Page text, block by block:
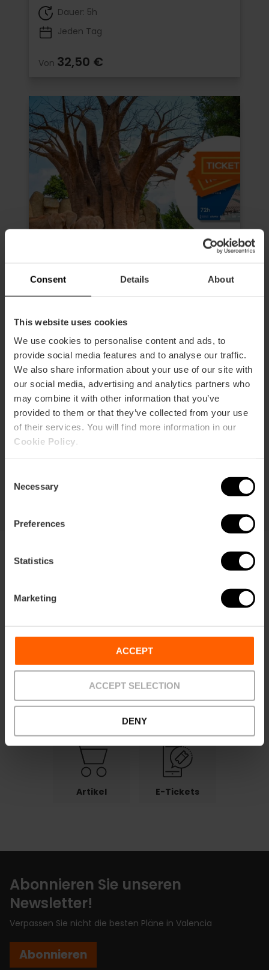
Consent Details About
This website uses cookies
We use cookies to personalise content and ads, to
provide social media features and to analyse our traffic.
We also share information about your use of our site with
our social media, advertising and analytics partners who
may combine it with other information that you’ve
provided to them or that they’ve collected from your use
of their services. You will find more information in our
Cookie Policy
Selection
Necessary
Preferences
Statistics
Marketing
ACCEPT
ACCEPT SELECTION
DENY
Dauer: 5h
Jeden Tag
Von 32,50 €
Valencia Tourist Card 72 Stunden
und Eintrittskarten für das
Oceanogràfic, das Museum der
Wissenschaften, das Hemisfèric
und das Bioparc
4.9 - 618 Bewertungen
Dauer: 72h
Transport
Bedingungen Angebote FAQs
Zahlungen
Zurück
senden
Abholstellen
Artikel E-Tickets
Abonnieren Sie unseren
Newsletter!
Verpassen Sie nicht die besten Pläne in Valencia
Abonnieren